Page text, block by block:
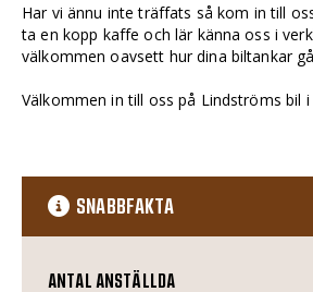
Har vi ännu inte träffats så kom in till
ta en kopp kaffe och lär känna oss i
välkommen oavsett hur dina biltankar
Välkommen in till oss på Lindströms bil i
SNABBFAKTA
ANTAL ANSTÄLLDA